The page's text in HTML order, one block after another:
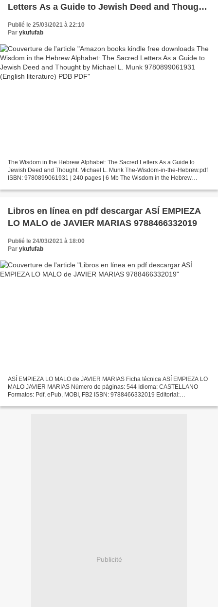
Letters As a Guide to Jewish Deed and Thought
literature) PDB PDF
Publié le 25/03/2021 à 22:10
Par ykufufab
The Wisdom in the Hebrew Alphabet: The Sacred Letters As a Guide to
Jewish Deed and Thought. Michael L. Munk The-Wisdom-in-the-Hebrew.pdf
ISBN: 9780899061931 | 240 pages | 6 Mb The Wisdom in the Hebrew
Libros en línea en pdf descargar ASÍ EMPIEZA
LO MALO de JAVIER MARIAS 9788466332019
Publié le 24/03/2021 à 18:00
Par ykufufab
ASÍ EMPIEZA LO MALO de JAVIER MARIAS Ficha técnica ASÍ EMPIEZA LO
MALO JAVIER MARIAS Número de páginas: 544 Idioma: CASTELLANO
Formatos: Pdf, ePub, MOBI, FB2 ISBN: 9788466332019 Editorial:
eBook...
Publicité